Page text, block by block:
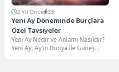
2 Yıl Önce 33
Yeni Ay Döneminde Burçlara
Özel Tavsiyeler
Yeni Ay Nedir ve Anlamı Nasıldır?
Yeni Ay, Ay'ın Dünya ile Güneş